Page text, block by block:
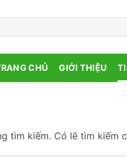
CHỦ GIỚI THIỆU
tìm kiếm. Có lẽ tìm kiếm